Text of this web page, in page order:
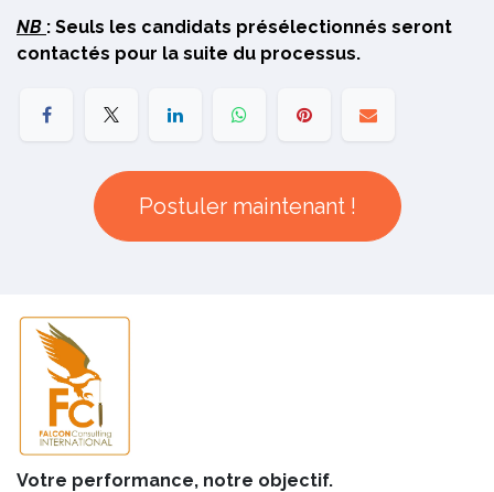
NB : Seuls les candidats présélectionnés seront
contactés pour la suite du processus.
Postuler maintenant !
Votre performance, notre objectif.